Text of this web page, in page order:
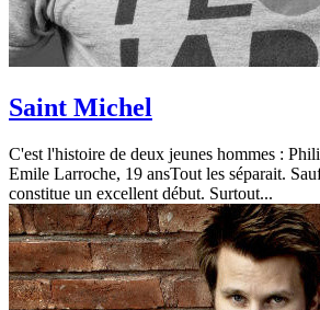
Saint Michel
C'est l'histoire de deux jeunes hommes :
Emile Larroche, 19 ansTout les séparait.
constitue un excellent début. Surtout...